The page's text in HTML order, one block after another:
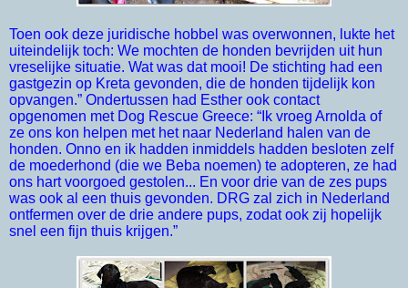
Toen ook deze juridische hobbel was overwonnen, lukte het
uiteindelijk toch: We mochten de honden bevrijden uit hun
vreselijke situatie. Wat was dat mooi! De stichting had een
gastgezin op Kreta gevonden, die de honden tijdelijk kon
opvangen.” Ondertussen had Esther ook contact
opgenomen met Dog Rescue Greece: “Ik vroeg Arnolda of
ze ons kon helpen met het naar Nederland halen van de
honden. Onno en ik hadden inmiddels hadden besloten zelf
de moederhond (die we Beba noemen) te adopteren, ze had
ons hart voorgoed gestolen... En voor drie van de zes pups
was ook al een thuis gevonden. DRG zal zich in Nederland
ontfermen over de drie andere pups, zodat ook zij hopelijk
snel een fijn thuis krijgen.”